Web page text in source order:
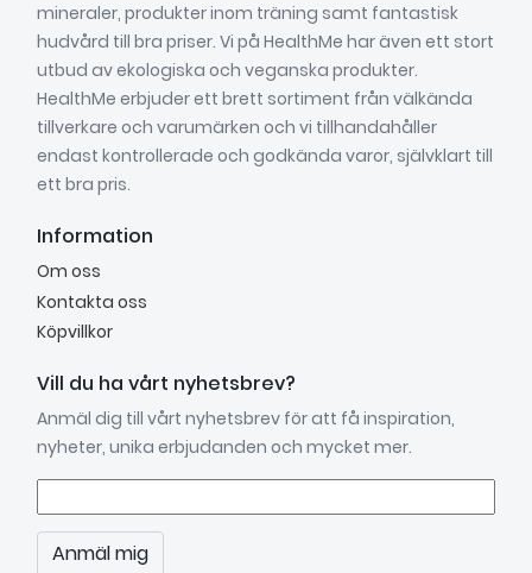
mineraler, produkter inom träning samt fantastisk
hudvård till bra priser. Vi på HealthMe har även ett stort
utbud av ekologiska och veganska produkter.
HealthMe erbjuder ett brett sortiment från välkända
tillverkare och varumärken och vi tillhandahåller
endast kontrollerade och godkända varor, självklart till
ett bra pris.
Information
Om oss
Kontakta oss
Köpvillkor
Vill du ha vårt nyhetsbrev?
Anmäl dig till vårt nyhetsbrev för att få inspiration,
nyheter, unika erbjudanden och mycket mer.
Anmäl mig